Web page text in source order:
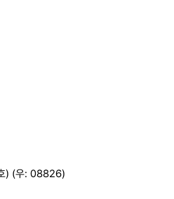
) (우: 08826)